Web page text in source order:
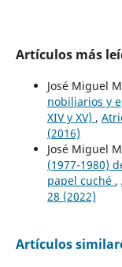
Artículos más
José Miguel
nobiliarios y
XIV y XV) ,
(2016)
José Miguel
(1977-1980)
papel cuché ,
28 (2022)
Artículos